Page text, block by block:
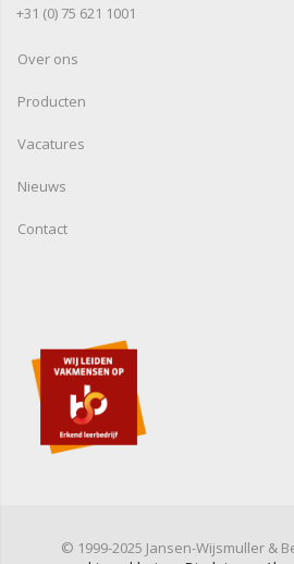
+31 (0) 75 621 1001
Over ons
Producten
Vacatures
Nieuws
Contact
© 1999-2025 Jansen-Wijsmuller &